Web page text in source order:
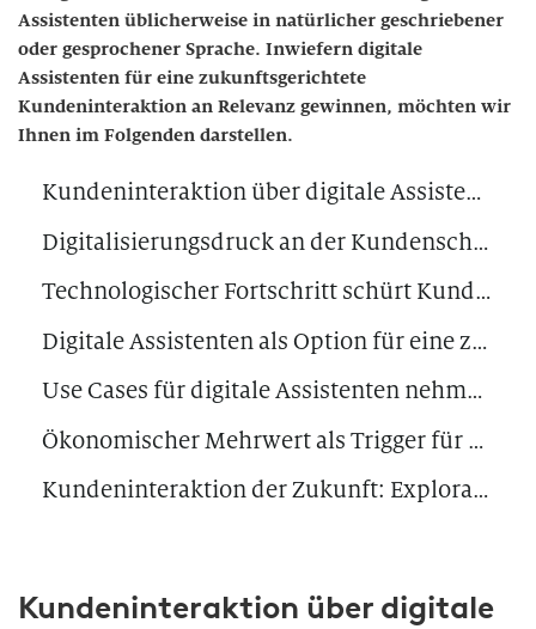
Assistenten üblicherweise in natürlicher geschriebener
oder gesprochener Sprache. Inwiefern digitale
Assistenten für eine zukunftsgerichtete
Kundeninteraktion an Relevanz gewinnen, möchten wir
Ihnen im Folgenden darstellen.
Kundeninteraktion über digitale Assistenten nicht ohne Herausforderungen
Digitalisierungsdruck an der Kundenschnittstelle
Technologischer Fortschritt schürt Kundenerwartung
Digitale Assistenten als Option für eine zukunftsgerichtete Kundeninteraktion
Use Cases für digitale Assistenten nehmen deutlich zu
Ökonomischer Mehrwert als Trigger für Use-Cases-Umsetzung
Kundeninteraktion der Zukunft: Exploratives und inkrementelles Vorgehen sinnvoll
Kundeninteraktion über digitale